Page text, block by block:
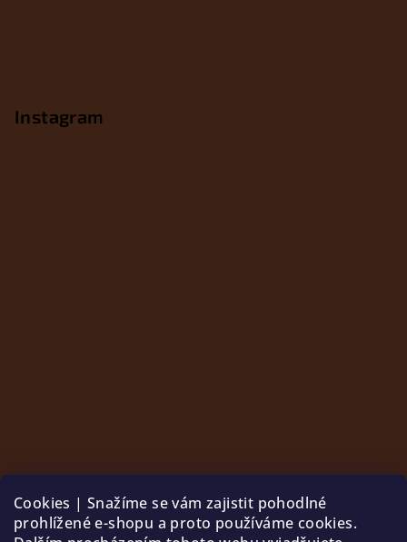
Cookies | Snažíme se vám zajistit pohodlné
prohlížené e-shopu a proto používáme cookies.
Instagram